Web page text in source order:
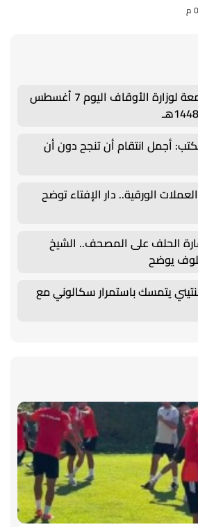
ملخص خطبة الجمعة لوزارة الأوقاف اليوم 7 أغسطس
أجمل انتقام أن تنجح دون أن
الورقية.. دار الإفتاء توضح
الحلف على المصحف.. الشيخ
يوضح
يتمسك باستمرار سكالوني مع